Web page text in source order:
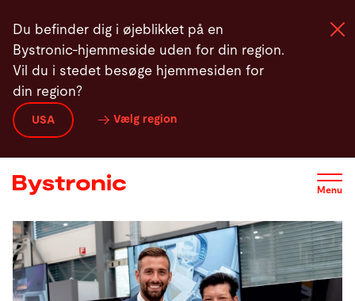
hovedindhold
Du befinder dig i øjeblikket på en
Bystronic-hjemmeside uden for din region.
Vil du i stedet besøge hjemmesiden for
din region?
USA Vælg region
Menu
Maskiner og Software
Service
Newsroom